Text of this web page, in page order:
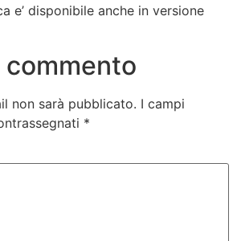
e’ disponibile anche in versione
commento
non sarà pubblicato. I campi
*